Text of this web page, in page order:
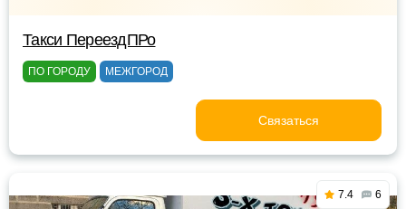
Такси ПереездПРо
ПО ГОРОДУ МЕЖГОРОД
Связаться
7.4 6